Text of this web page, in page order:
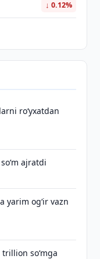
↓ 0.12%
ro‘yxatdan
ajratdi
yarim og‘ir vazn
trillion so‘mga